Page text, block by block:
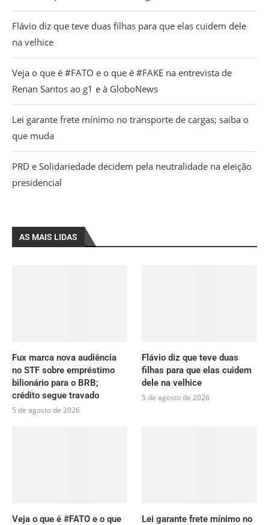
Flávio diz que teve duas filhas para que elas cuidem dele
na velhice
Veja o que é #FATO e o que é #FAKE na entrevista de
Renan Santos ao g1 e à GloboNews
Lei garante frete mínimo no transporte de cargas; saiba o
que muda
PRD e Solidariedade decidem pela neutralidade na eleição
presidencial
AS MAIS LIDAS
Fux marca nova audiência
no STF sobre empréstimo
bilionário para o BRB;
crédito segue travado
5 de agosto de 2026
Flávio diz que teve duas
filhas para que elas cuidem
dele na velhice
5 de agosto de 2026
Veja o que é #FATO e o que
Lei garante frete mínimo no